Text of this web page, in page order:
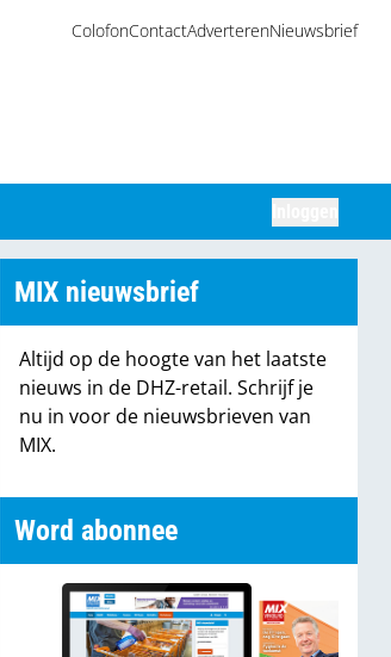
ColofonContactAdverterenNieuwsbrief
MIX nieuwsbrief
Altijd op de hoogte van het laatste
nieuws in de DHZ-retail. Schrijf je
nu in voor de nieuwsbrieven van
MIX.
Word abonnee